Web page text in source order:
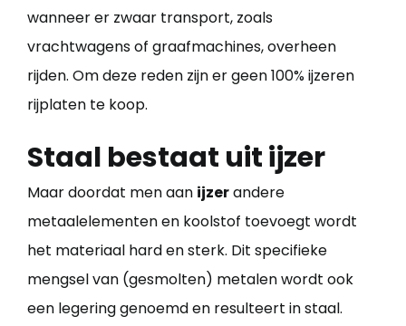
wanneer er zwaar transport, zoals
vrachtwagens of graafmachines, overheen
rijden. Om deze reden zijn er geen 100% ijzeren
rijplaten te koop.
Staal bestaat uit ijzer
Maar doordat men aan ijzerandere
metaalelementen en koolstof toevoegt wordt
het materiaal hard en sterk. Dit specifieke
mengsel van (gesmolten) metalen wordt ook
een legering genoemd en resulteert in staal.